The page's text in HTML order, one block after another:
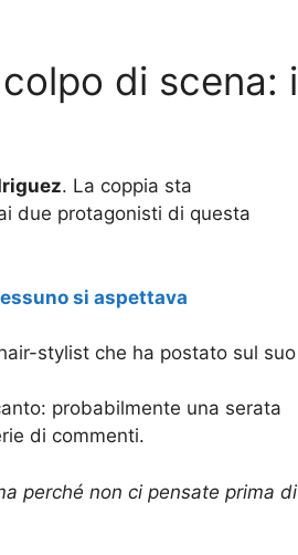
di scena: i
. La coppia sta
due protagonisti di questa
si aspettava
stylist che ha postato sul suo
probabilmente una serata
di commenti.
perché non ci pensate prima di